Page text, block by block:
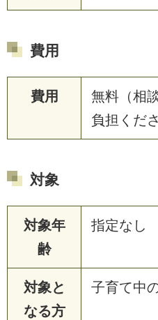
費用
費用
無料（相
負担くだ
対象
対象年
齢
指定なし
対象と
なる方
子育て中